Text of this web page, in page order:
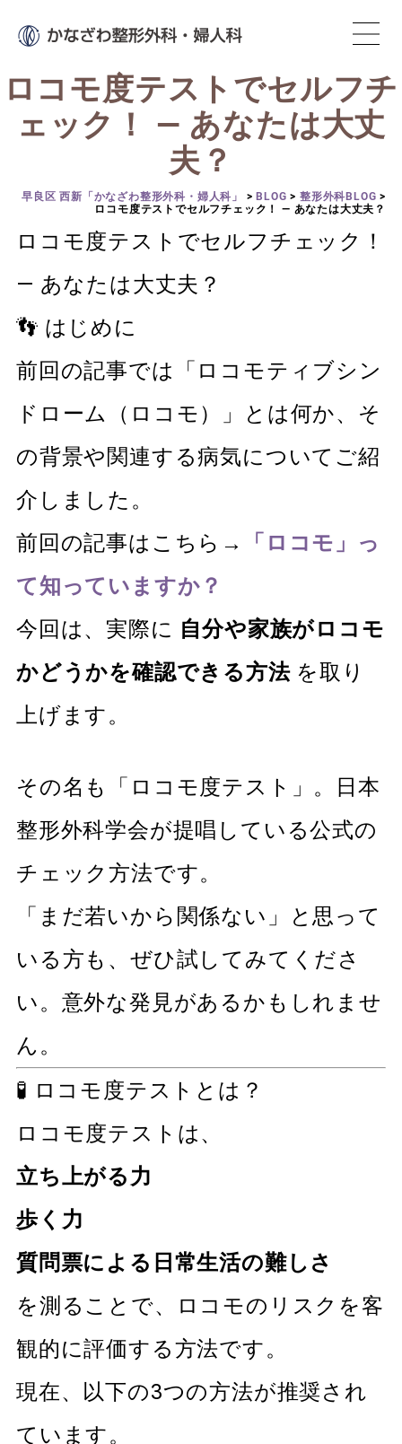
ロコモ度テストでセルフチ
ェック！ ― あなたは大丈
夫？
早良区 西新「かなざわ整形外科・婦人科」 > BLOG >整形外科BLOG >
ロコモ度テストでセルフチェック！ ― あなたは大丈夫？
ロコモ度テストでセルフチェック！
― あなたは大丈夫？
👣 はじめに
前回の記事では「ロコモティブシン
ドローム（ロコモ）」とは何か、そ
の背景や関連する病気についてご紹
介しました。
前回の記事はこちら→
「ロコモ」っ
て知っていますか？
今回は、実際に 自分や家族がロコモ
かどうかを確認できる方法を取り
上げます。
その名も「ロコモ度テスト」。日本
整形外科学会が提唱している公式の
チェック方法です。
「まだ若いから関係ない」と思って
いる方も、ぜひ試してみてくださ
い。意外な発見があるかもしれませ
ん。
🧪 ロコモ度テストとは？
ロコモ度テストは、
立ち上がる力
歩く力
質問票による日常生活の難しさ
を測ることで、ロコモのリスクを客
観的に評価する方法です。
現在、以下の3つの方法が推奨され
ています。